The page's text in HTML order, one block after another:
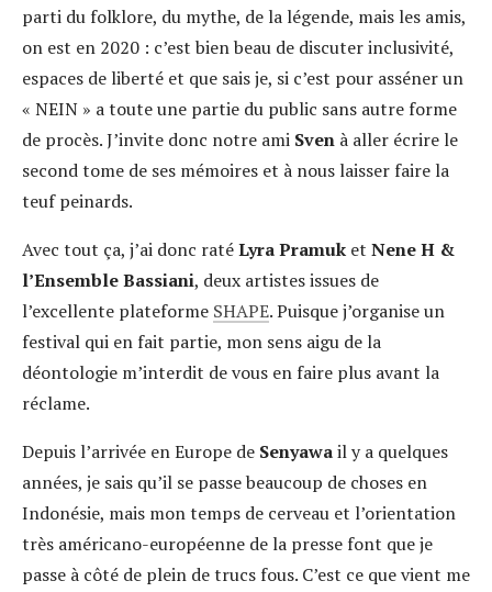
parti du folklore, du mythe, de la légende, mais les amis,
on est en 2020 : c’est bien beau de discuter inclusivité,
espaces de liberté et que sais je, si c’est pour asséner un
« NEIN » a toute une partie du public sans autre forme
de procès. J’invite donc notre ami Sven à aller écrire le
second tome de ses mémoires et à nous laisser faire la
teuf peinards.
Avec tout ça, j’ai donc ratéLyra Pramuk et Nene H &
l’Ensemble Bassiani, deux artistes issues de
l’excellente plateforme SHAPE. Puisque j’organise un
festival qui en fait partie, mon sens aigu de la
déontologie m’interdit de vous en faire plus avant la
réclame.
Depuis l’arrivée en Europe de Senyawail y a quelques
années, je sais qu’il se passe beaucoup de choses en
Indonésie, mais mon temps de cerveau et l’orientation
très américano-européenne de la presse font que je
passe à côté de plein de trucs fous. C’est ce que vient me